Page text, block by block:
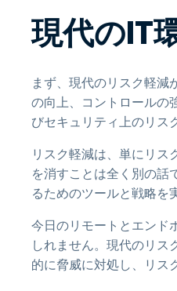
現代のIT
まず、現代のリスク軽
の向上、コントロールの
びセキュリティ上のリス
リスク軽減は、単にリ
を消すことは全く別の話
るためのツールと戦略を
今日のリモートとエンド
しれません。現代のリ
的に脅威に対処し、リス